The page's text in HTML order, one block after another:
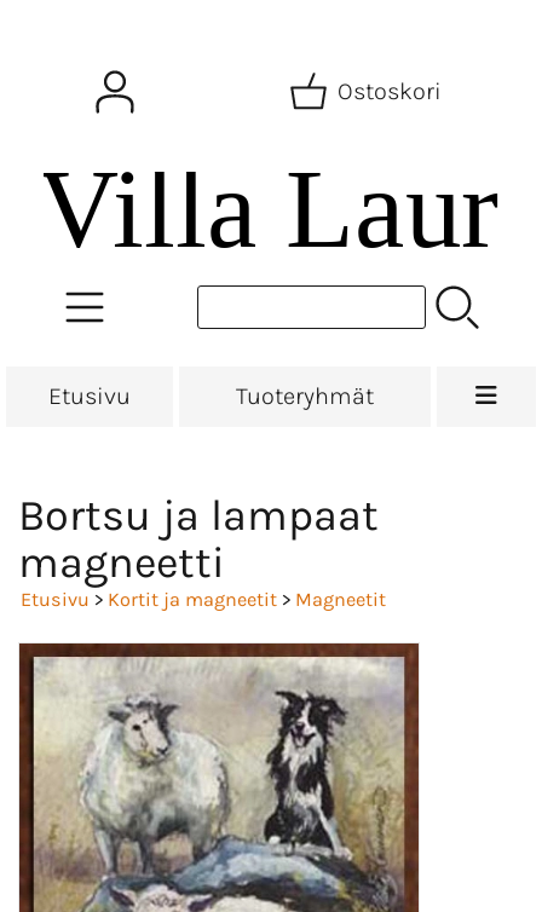
Ostoskori
Etusivu Tuoteryhmät
Bortsu ja lampaat
magneetti
Etusivu > Kortit ja magneetit > Magneetit